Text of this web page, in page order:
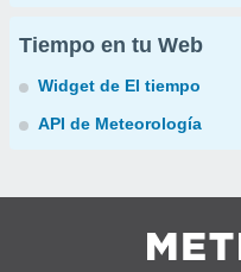
Tiempo en tu Web
Widget de El tiempo
API de Meteorología